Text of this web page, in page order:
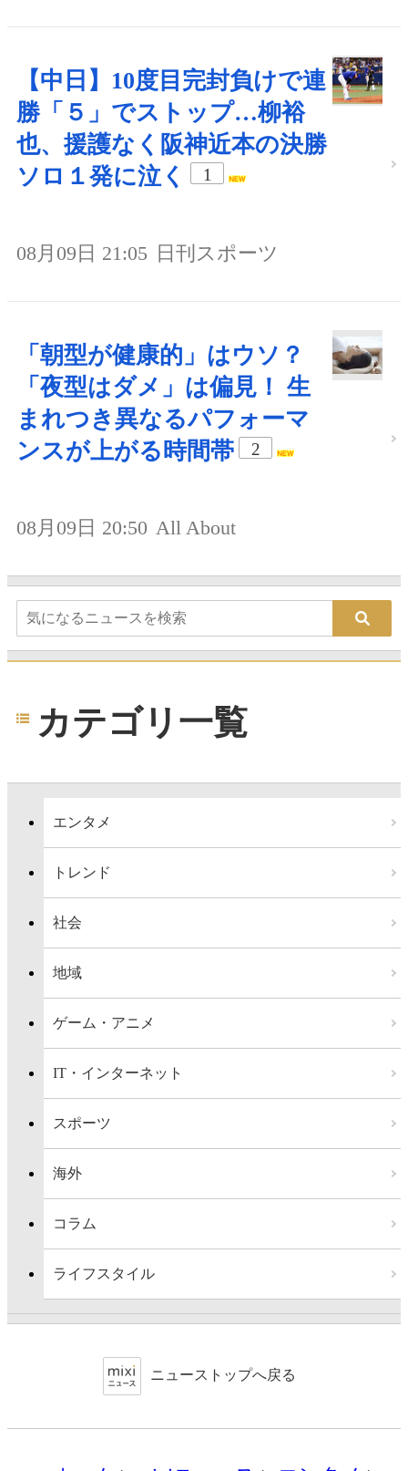
【中日】10度目完封負けで連
勝「５」でストップ…柳裕
也、援護なく阪神近本の決勝
ソロ１発に泣く
1
08月09日 21:05 日刊スポーツ
「朝型が健康的」はウソ？
「夜型はダメ」は偏見！ 生
まれつき異なるパフォーマ
ンスが上がる時間帯
2
08月09日 20:50 All About
カテゴリ一覧
エンタメ
トレンド
社会
地域
ゲーム・アニメ
IT・インターネット
スポーツ
海外
コラム
ライフスタイル
ニューストップへ戻る